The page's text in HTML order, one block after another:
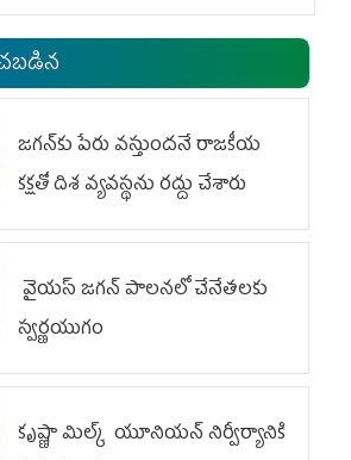
జగన్‌కు పేరు వస్తుందనే రాజకీయ
కక్షతో దిశ వ్య‌వ‌స్థ‌ను రద్దు చేశారు
వైయ‌స్ జగన్ పాలనలో చేనేతలకు
స్వర్ణయుగం
కృష్ణా మిల్క్‌ యూనియన్‌ నిర్వీర్యానికి